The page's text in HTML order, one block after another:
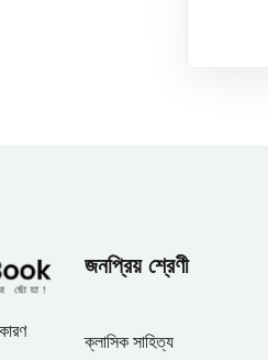
জনপ্রিয় শ্রেণী
ক্লাসিক সাহিত্য